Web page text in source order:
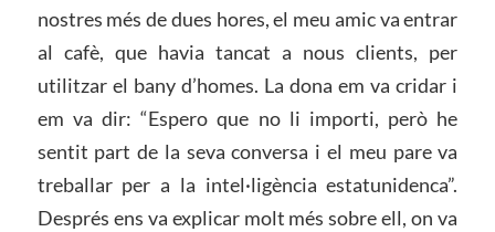
nostres més de dues hores, el meu amic va entrar
al cafè, que havia tancat a nous clients, per
utilitzar el bany d’homes. La dona em va cridar i
em va dir: “Espero que no li importi, però he
sentit part de la seva conversa i el meu pare va
treballar per a la intel·ligència estatunidenca”.
Després ens va explicar molt més sobre ell, on va